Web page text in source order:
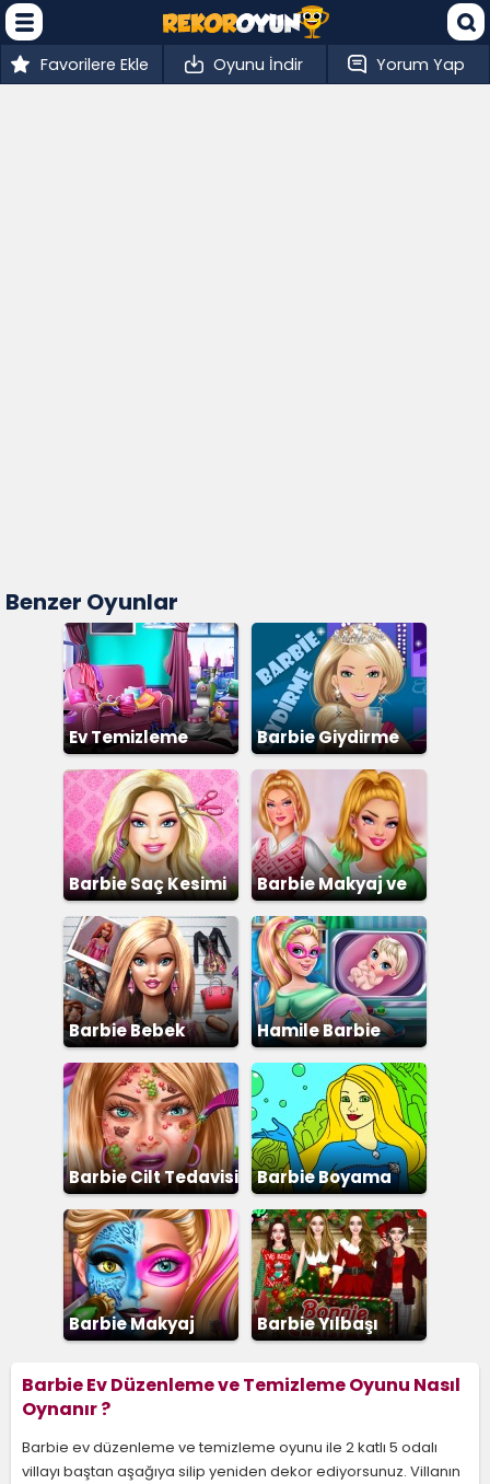
Favorilere Ekle Oyunu İndir Yorum Yap
Benzer Oyunlar
Ev Temizleme Barbie Giydirme
Barbie Saç Kesimi
Barbie Makyaj ve
Giydirme
Barbie Bebek
Giydirme
Hamile Barbie
Barbie Cilt Tedavisi Barbie Boyama
Barbie Makyaj
Barbie Yılbaşı
Barbie Ev Düzenleme ve Temizleme Oyunu Nasıl
Oynanır ?
Barbie ev düzenleme ve temizleme oyunu ile 2 katlı 5 odalı
villayı baştan aşağıya silip yeniden dekor ediyorsunuz. Villanın